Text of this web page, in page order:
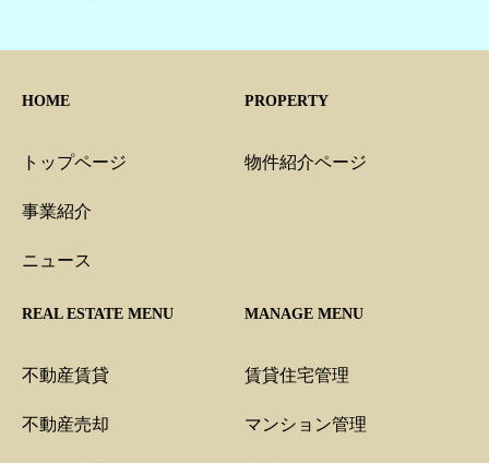
HOME
トップページ
事業紹介
ニュース
PROPERTY
物件紹介ページ
REAL ESTATE MENU
不動産賃貸
不動産売却
MANAGE MENU
賃貸住宅管理
マンション管理